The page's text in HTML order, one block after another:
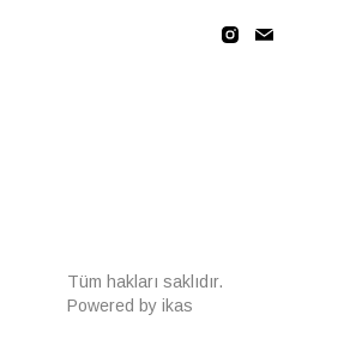
Tüm hakları saklıdır.
Powered by ikas